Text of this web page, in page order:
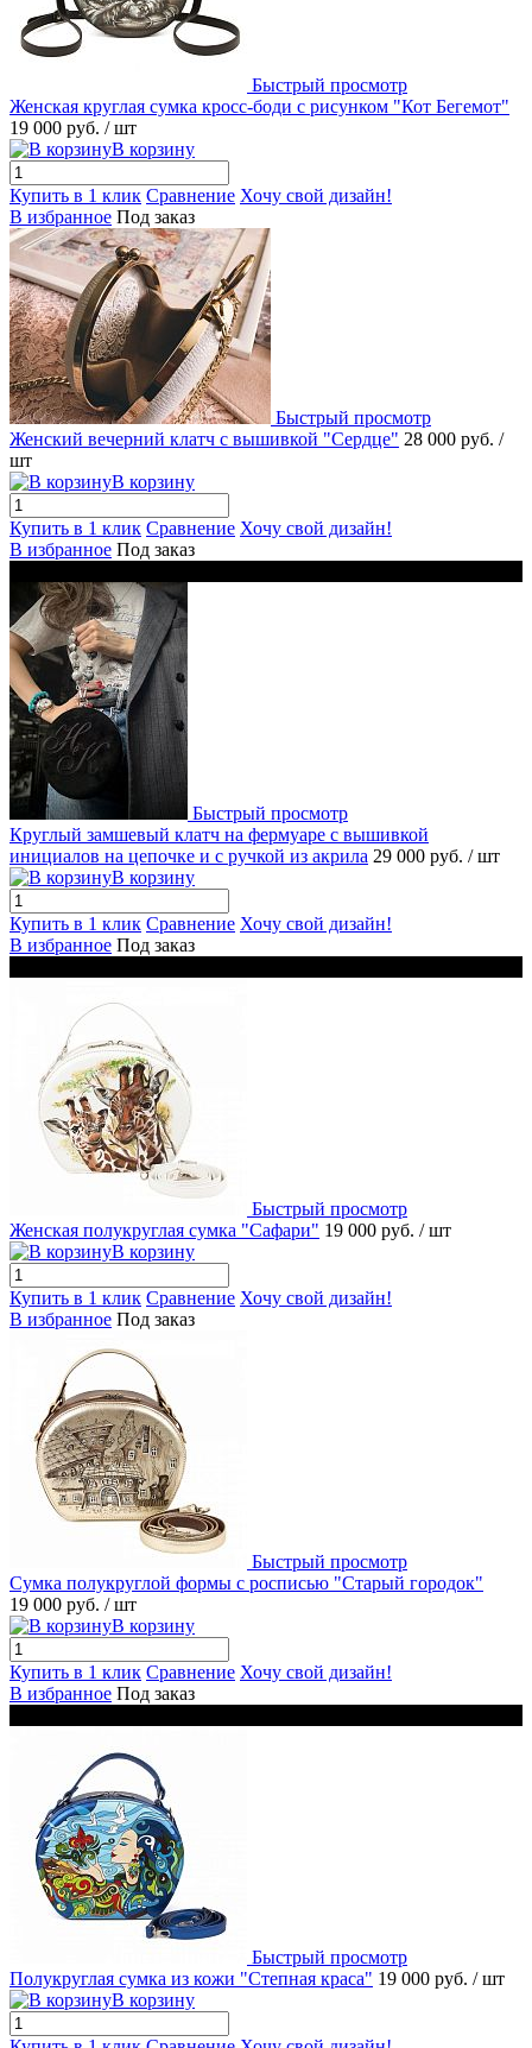
Быстрый просмотр
Женская круглая сумка кросс-боди с рисунком "Кот Бегемот"
19 000 руб. / шт
В корзину
Купить в 1 клик Сравнение Хочу свой дизайн!
В избранное Под заказ
Быстрый просмотр
Женский вечерний клатч с вышивкой "Сердце" 28 000 руб. /
шт
В корзину
Купить в 1 клик Сравнение Хочу свой дизайн!
В избранное Под заказ
Быстрый просмотр
Круглый замшевый клатч на фермуаре с вышивкой
инициалов на цепочке и с ручкой из акрила 29 000 руб. / шт
В корзину
Купить в 1 клик Сравнение Хочу свой дизайн!
В избранное Под заказ
Быстрый просмотр
Женская полукруглая сумка "Сафари" 19 000 руб. / шт
В корзину
Купить в 1 клик Сравнение Хочу свой дизайн!
В избранное Под заказ
Быстрый просмотр
Сумка полукруглой формы с росписью "Старый городок"
19 000 руб. / шт
В корзину
Купить в 1 клик Сравнение Хочу свой дизайн!
В избранное Под заказ
Быстрый просмотр
Полукруглая сумка из кожи "Степная краса" 19 000 руб. / шт
В корзину